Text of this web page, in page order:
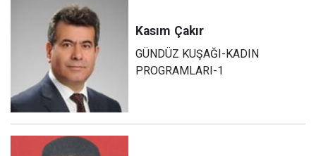
Kasım Çakır
GÜNDÜZ KUŞAĞI-KADIN
PROGRAMLARI-1